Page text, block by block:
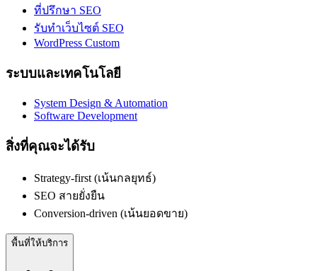
ที่ปรึกษา SEO
รับทำเว็บไซต์ SEO
WordPress Custom
ระบบและเทคโนโลยี
System Design & Automation
Software Development
สิ่งที่คุณจะได้รับ
Strategy-first (เน้นกลยุทธ์)
SEO สายยั่งยืน
Conversion-driven (เน้นยอดขาย)
พื้นที่ให้บริการ